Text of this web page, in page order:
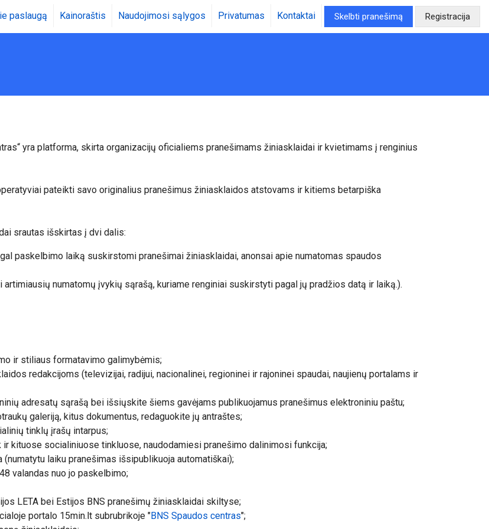
paslaugą Kainoraštis Naudojimosi sąlygos Privatumas Kontaktai Skelbti pranešimą Registracija
yra platforma, skirta organizacijų oficialiems pranešimams žiniasklaidai ir kvietimams į renginius
pateikti savo originalius pranešimus žiniasklaidos atstovams ir kitiems betarpiška
srautas išskirtas į dvi dalis:
paskelbimo laiką suskirstomi pranešimai žiniasklaidai, anonsai apie numatomas spaudos
numatomų įvykių sąrašą, kuriame renginiai suskirstyti pagal jų pradžios datą ir laiką.).
ir stiliaus formatavimo galimybėmis;
redakcijoms (televizijai, radijui, nacionalinei, regioninei ir rajoninei spaudai, naujienų portalams ir
adresatų sąrašą bei išsiųskite šiems gavėjams publikuojamus pranešimus elektroniniu paštu;
galeriją, kitus dokumentus, redaguokite jų antraštes;
tinklų įrašų intarpus;
kituose socialiniuose tinkluose, naudodamiesi pranešimo dalinimosi funkcija;
laiku pranešimas išsipublikuoja automatiškai);
valandas nuo jo paskelbimo;
LETA bei Estijos BNS pranešimų žiniasklaidai skiltyse;
portalo 15min.lt subrubrikoje "BNS Spaudos centras";